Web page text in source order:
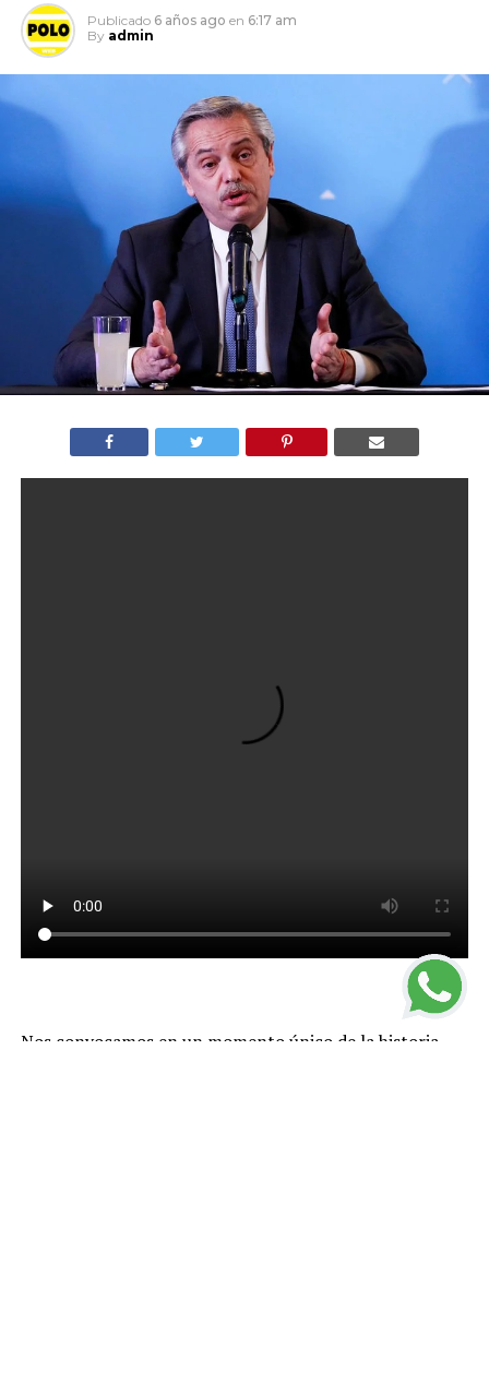
Publicado 6 años ago en 6:17 am
By admin
Nos convocamos en un momento único de la historia